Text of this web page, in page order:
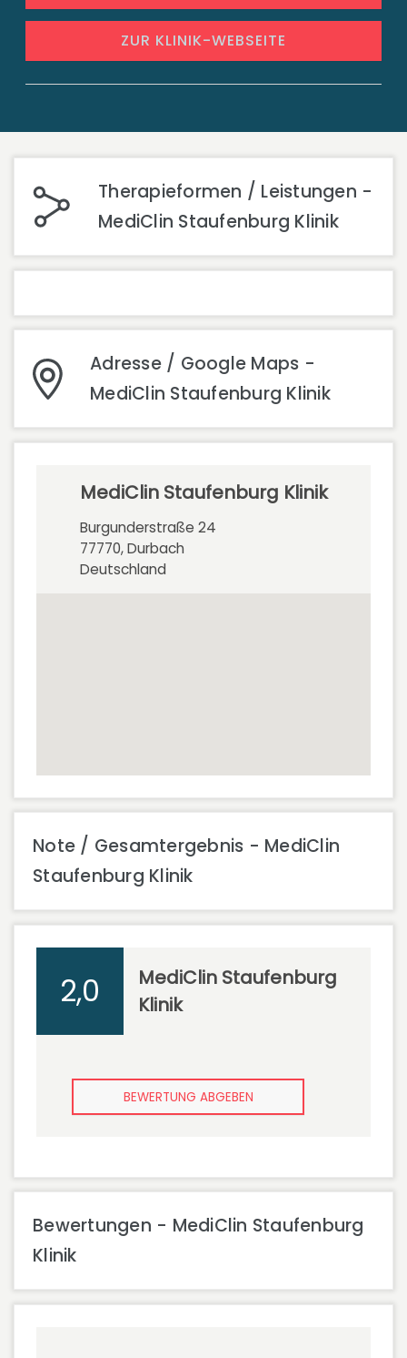
ZUR KLINIK-WEBSEITE
Therapieformen / Leistungen -
MediClin Staufenburg Klinik
Adresse / Google Maps -
MediClin Staufenburg Klinik
MediClin Staufenburg Klinik
Burgunderstraße 24
77770, Durbach
Deutschland
Note / Gesamtergebnis - MediClin
Staufenburg Klinik
2,0
MediClin Staufenburg
Klinik
BEWERTUNG ABGEBEN
Bewertungen - MediClin Staufenburg
Klinik